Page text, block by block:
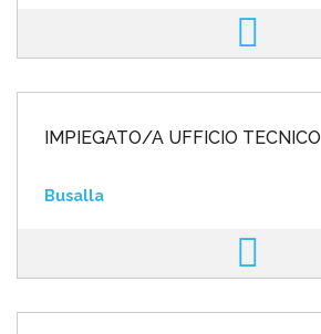
IMPIEGATO/A UFFICIO TECNICO
Busalla